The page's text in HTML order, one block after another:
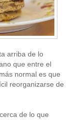
arriba de lo
que entre el
normal es que
reorganizarse de
de lo que